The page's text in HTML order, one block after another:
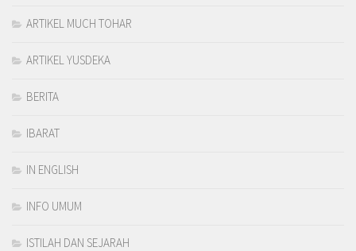
ARTIKEL MUCH TOHAR
ARTIKEL YUSDEKA
BERITA
IBARAT
IN ENGLISH
INFO UMUM
ISTILAH DAN SEJARAH